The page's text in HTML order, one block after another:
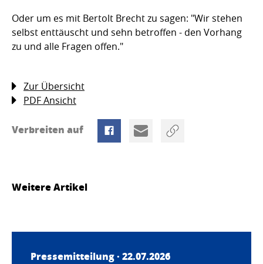
Oder um es mit Bertolt Brecht zu sagen: "Wir stehen
selbst enttäuscht und sehn betroffen - den Vorhang
zu und alle Fragen offen."
Zur Übersicht
PDF Ansicht
Verbreiten auf
Weitere Artikel
Pressemitteilung · 22.07.2026